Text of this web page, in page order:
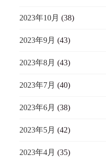
2023年10月 (38)
2023年9月 (43)
2023年8月 (43)
2023年7月 (40)
2023年6月 (38)
2023年5月 (42)
2023年4月 (35)